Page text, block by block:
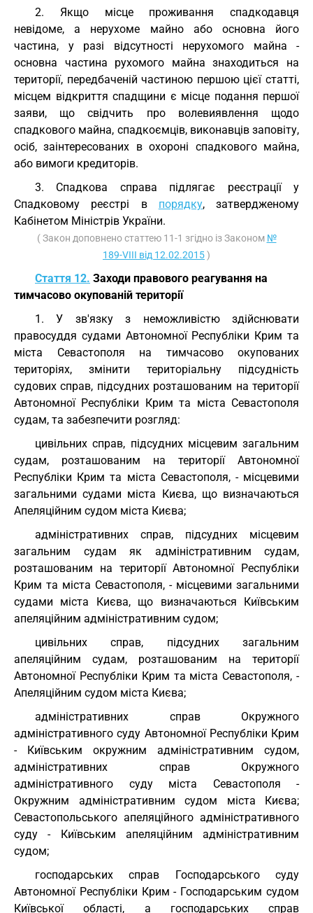
2. Якщо місце проживання спадкодавця
невідоме, а нерухоме майно або основна його
частина, у разі відсутності нерухомого майна -
основна частина рухомого майна знаходиться на
території, передбаченій частиною першою цієї статті,
місцем відкриття спадщини є місце подання першої
заяви, що свідчить про волевиявлення щодо
спадкового майна, спадкоємців, виконавців заповіту,
осіб, заінтересованих в охороні спадкового майна,
або вимоги кредиторів.
3. Спадкова справа підлягає реєстрації у
Спадковому реєстрі в порядку, затвердженому
Кабінетом Міністрів України.
( Закон доповнено статтею 11-1 згідно із Законом №
189-VIII від 12.02.2015)
Стаття 12. Заходи правового реагування на
тимчасово окупованій території
1. У зв'язку з неможливістю здійснювати
правосуддя судами Автономної Республіки Крим та
міста Севастополя на тимчасово окупованих
територіях, змінити територіальну підсудність
судових справ, підсудних розташованим на території
Автономної Республіки Крим та міста Севастополя
судам, та забезпечити розгляд:
цивільних справ, підсудних місцевим загальним
судам, розташованим на території Автономної
Республіки Крим та міста Севастополя, - місцевими
загальними судами міста Києва, що визначаються
Апеляційним судом міста Києва;
адміністративних справ, підсудних місцевим
загальним судам як адміністративним судам,
розташованим на території Автономної Республіки
Крим та міста Севастополя, - місцевими загальними
судами міста Києва, що визначаються Київським
апеляційним адміністративним судом;
цивільних справ, підсудних загальним
апеляційним судам, розташованим на території
Автономної Республіки Крим та міста Севастополя, -
Апеляційним судом міста Києва;
адміністративних справ Окружного
адміністративного суду Автономної Республіки Крим
- Київським окружним адміністративним судом,
адміністративних справ Окружного
адміністративного суду міста Севастополя -
Окружним адміністративним судом міста Києва;
Севастопольського апеляційного адміністративного
суду - Київським апеляційним адміністративним
судом;
господарських справ Господарського суду
Автономної Республіки Крим - Господарським судом
Київської області, а господарських справ